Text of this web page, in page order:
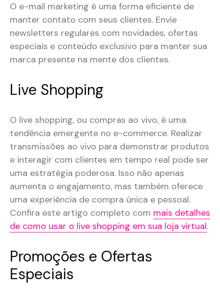
O e-mail marketing é uma forma eficiente de
manter contato com seus clientes. Envie
newsletters regulares com novidades, ofertas
especiais e conteúdo exclusivo para manter sua
marca presente na mente dos clientes.
Live Shopping
O live shopping, ou compras ao vivo, é uma
tendência emergente no e-commerce. Realizar
transmissões ao vivo para demonstrar produtos
e interagir com clientes em tempo real pode ser
uma estratégia poderosa. Isso não apenas
aumenta o engajamento, mas também oferece
uma experiência de compra única e pessoal.
Confira este artigo completo com mais detalhes
de como usar o live shopping em sua loja virtual.
Promoções e Ofertas
Especiais